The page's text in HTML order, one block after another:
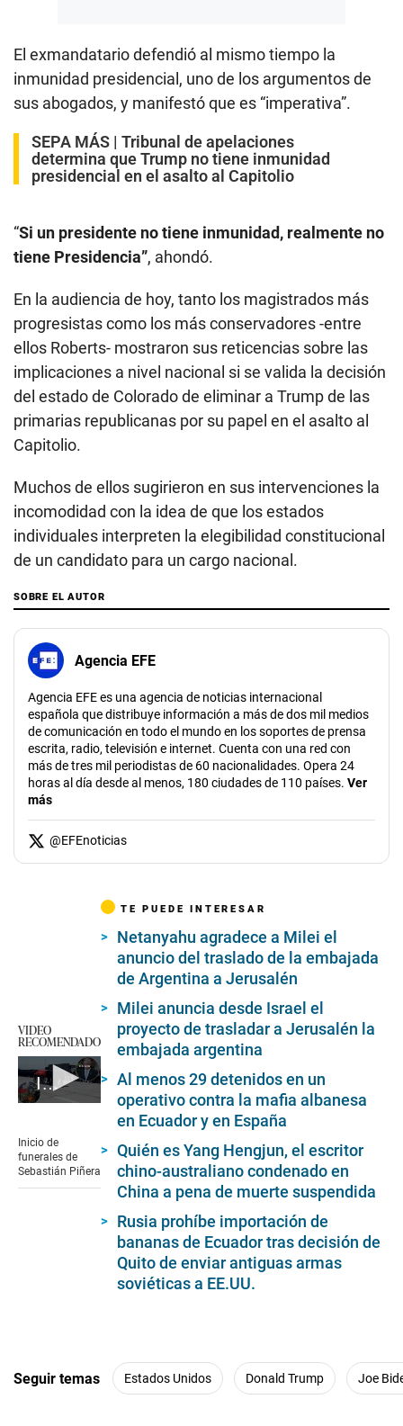
El exmandatario defendió al mismo tiempo la
inmunidad presidencial, uno de los argumentos de
sus abogados, y manifestó que es “imperativa”.
SEPA MÁS | Tribunal de apelaciones
determina que Trump no tiene inmunidad
presidencial en el asalto al Capitolio
“Si un presidente no tiene inmunidad, realmente no
tiene Presidencia”, ahondó.
En la audiencia de hoy, tanto los magistrados más
progresistas como los más conservadores -entre
ellos Roberts- mostraron sus reticencias sobre las
implicaciones a nivel nacional si se valida la decisión
del estado de Colorado de eliminar a Trump de las
primarias republicanas por su papel en el asalto al
Capitolio.
Muchos de ellos sugirieron en sus intervenciones la
incomodidad con la idea de que los estados
individuales interpreten la elegibilidad constitucional
de un candidato para un cargo nacional.
SOBRE EL AUTOR
Agencia EFE
Agencia EFE es una agencia de noticias internacional
española que distribuye información a más de dos mil medios
de comunicación en todo el mundo en los soportes de prensa
escrita, radio, televisión e internet. Cuenta con una red con
más de tres mil periodistas de 60 nacionalidades. Opera 24
horas al día desde al menos, 180 ciudades de 110 países. Ver
más
@EFEnoticias
VIDEO
RECOMENDADO
Inicio de funerales de Sebastián Piñera
of
1
minute,
Inicio de
funerales de
Sebastián Piñera
TE PUEDE INTERESAR
Netanyahu agradece a Milei el
anuncio del traslado de la embajada
de Argentina a Jerusalén
Milei anuncia desde Israel el
proyecto de trasladar a Jerusalén la
embajada argentina
Al menos 29 detenidos en un
operativo contra la mafia albanesa
en Ecuador y en España
Quién es Yang Hengjun, el escritor
chino-australiano condenado en
China a pena de muerte suspendida
Rusia prohíbe importación de
bananas de Ecuador tras decisión de
Quito de enviar antiguas armas
soviéticas a EE.UU.
Seguir temas Estados Unidos Donald Trump Joe